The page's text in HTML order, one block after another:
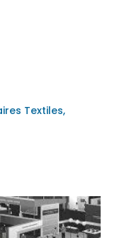
Textiles,